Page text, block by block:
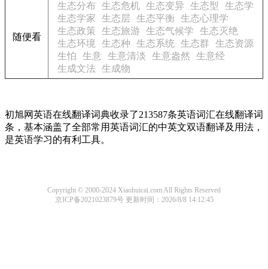
随便看
生态分布 生态危机 生态变异 生态型
生态学
生态学家
生态层 生态平衡
生态心理学
生态政策
生态旅游 生态气候学
生态灭绝
生态环境
生态种 生态系统 生态群
生态资源
生怕
生意 生意清淡 生意盎然
生意经
生成文法 生成物
初旭网英语在线翻译词典收录了213587条英语词汇在线翻译词
条，基本涵盖了全部常用英语词汇的中英文双语翻译及用法，
是英语学习的有利工具。
Copyright © 2000-2024 Xiaohuicai.com All Rights Reserved
京ICP备2021023879号更新时间：2026/8/8 14:12:45